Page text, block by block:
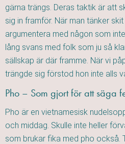
gärna trängs. Deras taktik är att
sig in framför. När man tänker
argumentera med någon som
lång svans med folk som ju så
sällskap är där framme. När vi
trängde sig förstod hon inte alls
Pho – Som gjort för att säga
Pho är en vietnamesisk
och middag. Skulle inte heller
som brukar fika med pho också.